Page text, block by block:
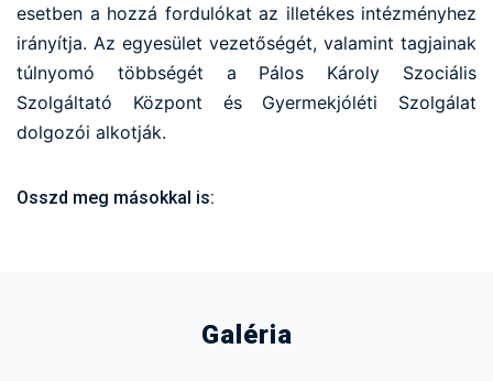
esetben a hozzá fordulókat az illetékes intézményhez
irányítja. Az egyesület vezetőségét, valamint tagjainak
túlnyomó többségét a Pálos Károly Szociális
Szolgáltató Központ és Gyermekjóléti Szolgálat
dolgozói alkotják.
Osszd meg másokkal is:
Galéria